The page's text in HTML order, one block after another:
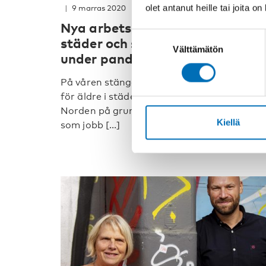
olet antanut heille tai joita
valinta
Välttämätön
Kiellä
9 marras 2020
Nya arbetssätt för
städer och samhällen i Norden
under pandemin
På våren stängdes de sociala
för äldre i städer och kommuner runt om i
Norden på grund av coronapandemin. De
som jobb [...]